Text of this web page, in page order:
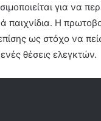
για να
παιχνίδια. Η
ως στόχο να
θέσεις ελεγκτών.